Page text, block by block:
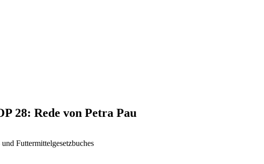
28: Rede von Petra Pau
Futtermittelgesetzbuches